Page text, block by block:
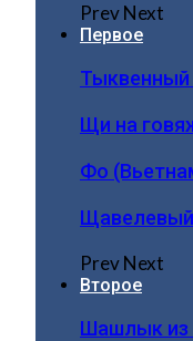
PrevNext
Первое
Тыквенный
Щи на
Фо
PrevNext
Второе
Шашлык из